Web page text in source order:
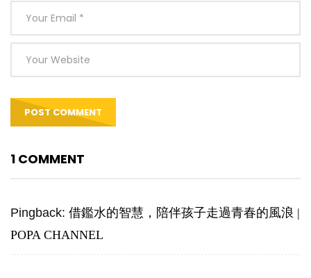
1 COMMENT
Pingback: 借鑑水的智慧，陪伴孩子走過青春的風浪 |
POPA CHANNEL